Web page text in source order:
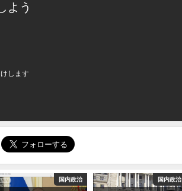
よう
します
国内政治 国内政治